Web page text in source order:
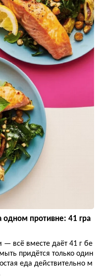
одном противне: 41 гра
— всё вместе даёт 41 г бе
придётся только один
еда действительно м